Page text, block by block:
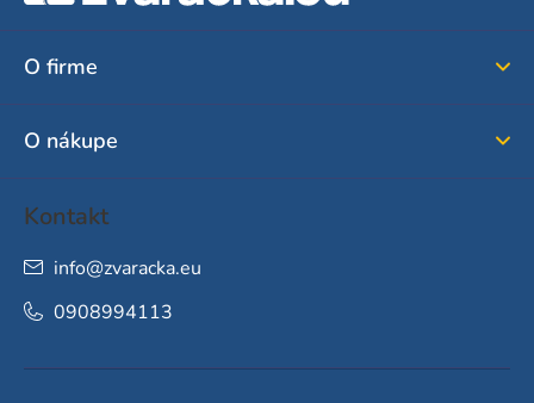
O firme
O nákupe
Kontakt
info@zvaracka.eu
0908994113